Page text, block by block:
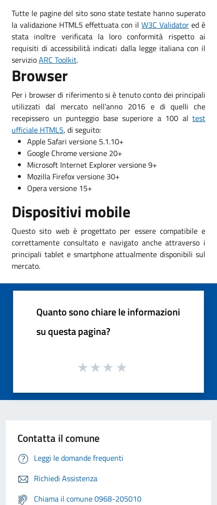
Tutte le pagine del sito sono state testate hanno superato
la validazione HTML5 effettuata con il W3C Validator ed è
stata inoltre verificata la loro conformità rispetto ai
requisiti di accessibilità indicati dalla legge italiana con il
servizioARC Toolkit.
Browser
Per i browser di riferimento si è tenuto conto dei principali
utilizzati dal mercato nell’anno 2016 e di quelli che
recepissero un punteggio base superiore a 100 al test
ufficiale HTML5, di seguito:
Apple Safari versione 5.1.10+
Google Chrome versione 20+
Microsoft Internet Explorer versione 9+
Mozilla Firefox versione 30+
Opera versione 15+
Dispositivi mobile
Questo sito web è progettato per essere compatibile e
correttamente consultato e navigato anche attraverso i
principali tablet e smartphone attualmente disponibili sul
mercato.
Quanto sono chiare le informazioni
su questa pagina?
Contatta il comune
Leggi le domande frequenti
Richiedi Assistenza
Chiama il comune 0968-205010